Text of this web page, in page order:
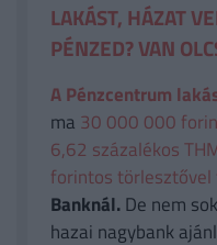
LAKÁST, HÁZAT
PÉNZED? VAN
A Pénzcentrum
ma 30 000 000
6,62 százalékos
forintos törlesztővel
Banknál.De nem
hazai nagybank